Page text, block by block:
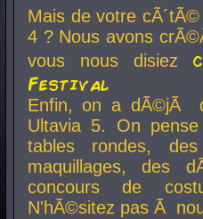
Mais de votre
4 ? Nous avons
vous nous disiez
Festival
Enfin, on a dÃ©jÃ
Ultavia 5. On
tables rondes,
maquillages, des
concours de
N'hÃ©sitez pas Ã